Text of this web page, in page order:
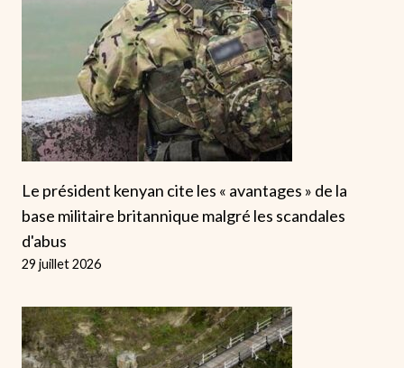
Le président kenyan cite les « avantages » de la
base militaire britannique malgré les scandales
d'abus
29 juillet 2026